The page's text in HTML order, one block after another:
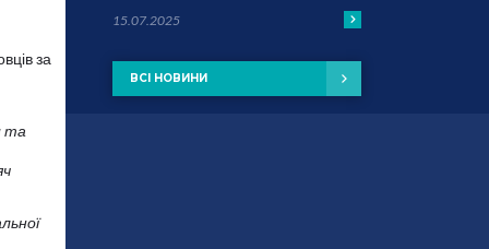
за
та
15.07.2025
ВСІ НОВИНИ